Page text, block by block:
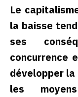
Le
la baisse
ses
concurrence
développer
les